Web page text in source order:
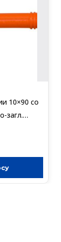
10×90 со
загл.